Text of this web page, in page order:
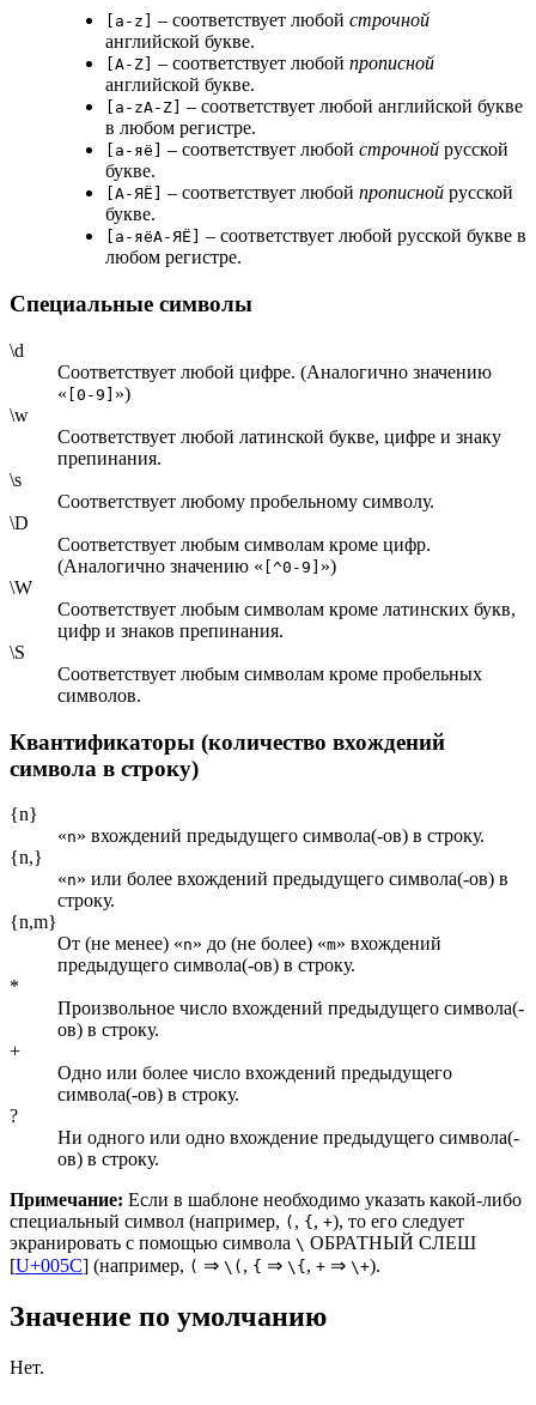
[a-z] ‒ соответствует любой строчной
английской букве.
[A-Z] ‒ соответствует любой прописной
английской букве.
[a-zA-Z]
‒ соответствует любой английской букве
в любом регистре.
[а-яё] ‒ соответствует любой строчной русской
букве.
[А-ЯЁ] ‒ соответствует любой прописной русской
букве.
[а-яёА-ЯЁ]
‒ соответствует любой русской букве в
любом регистре.
Специальные символы
\d
Соответствует любой цифре. (Аналогично значению
« [0-9] »)
\w
Соответствует любой латинской букве, цифре и знаку
препинания.
\s
Соответствует любому пробельному символу.
\D
Соответствует любым символам кроме цифр.
(Аналогично значению « [^0-9] »)
\W
Соответствует любым символам кроме латинских букв,
цифр и знаков препинания.
\S
Соответствует любым символам кроме пробельных
символов.
Квантификаторы (количество вхождений
символа в строку)
{n}
«n» вхождений предыдущего символа(-ов) в строку.
{n,}
«n» или более вхождений предыдущего символа(-ов) в
строку.
{n,m}
От (не менее) «n» до (не более) «m» вхождений
предыдущего символа(-ов) в строку.
*
Произвольное число вхождений предыдущего символа(-
ов) в строку.
+
Одно или более число вхождений предыдущего
символа(-ов) в строку.
?
Ни одного или одно вхождение предыдущего символа(-
ов) в строку.
Примечание: Если в шаблоне необходимо указать какой-либо
специальный символ (например, ( , { , +), то его следует
экранировать с помощью символа \ ОБРАТНЫЙ СЛЕШ
[U+005C] (например, ( ⇒ \( , { ⇒ \{ , + ⇒ \+).
Значение по умолчанию
Нет.